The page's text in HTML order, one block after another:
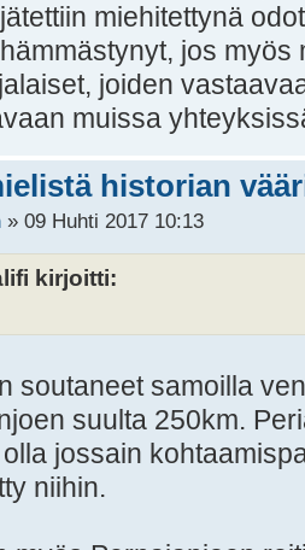
miehitettynä
jos
joiden
muissa
historian
» 09 Huhti 2017 10:13
kirjoitti:
soutaneet samoilla
suulta 250km.
olla jossain
niihin.